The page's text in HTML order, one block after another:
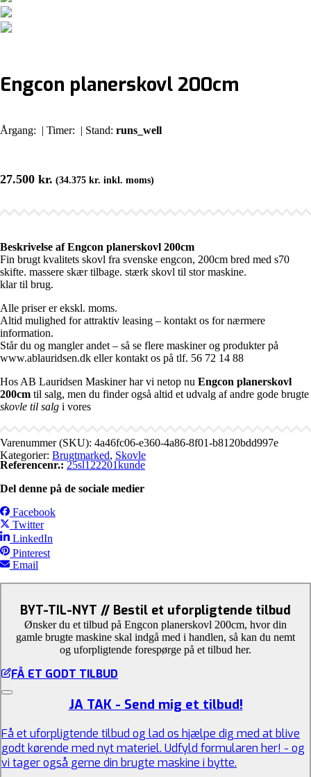
Engcon planerskovl 200cm
Årgang: | Timer: | Stand: runs_well
27.500 kr. (34.375 kr. inkl. moms)
Beskrivelse af Engcon planerskovl 200cm
Fin brugt kvalitets skovl fra svenske engcon, 200cm bred med s70
skifte. massere skær tilbage. stærk skovl til stor maskine.
klar til brug.
Alle priser er ekskl. moms.
Altid mulighed for attraktiv leasing – kontakt os for nærmere
information.
Står du og mangler andet – så se flere maskiner og produkter på
www.ablauridsen.dk eller kontakt os på tlf. 56 72 14 88
Hos AB Lauridsen Maskiner har vi netop nu Engcon planerskovl
200cm til salg, men du finder også altid et udvalg af andre gode brugte
skovle til salg i vores
Varenummer (SKU): 4a46fc06-e360-4a86-8f01-b8120bdd997e
Kategorier: Brugtmarked, Skovle
Referencenr.: 25sl122201kunde
Del denne på de sociale medier
Facebook
Twitter
LinkedIn
Pinterest
Email
BYT-TIL-NYT // Bestil et uforpligtende tilbud
Ønsker du et tilbud på Engcon planerskovl 200cm, hvor din
gamle brugte maskine skal indgå med i handlen, så kan du nemt
og uforpligtende forespørge på et tilbud her.
FÅ ET GODT TILBUD
JA TAK - Send mig et tilbud!
Få et uforpligtende tilbud og lad os hjælpe dig med at blive
godt kørende med nyt materiel. Udfyld formularen her! - og
vi tager også gerne din brugte maskine i bytte.